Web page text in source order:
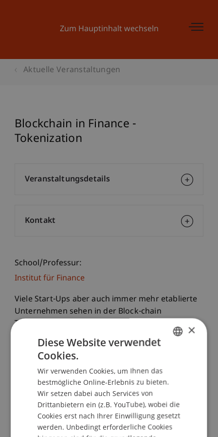
Zum Hauptinhalt wechseln
Aktuelle Veranstaltungen
Blockchain in Finance -
Tokenization
School/Professur:
Institut für Finance
Viele Start-Ups aber auch immer mehr etablierte
Unternehmen sehen in der Block-chain
Technologie den universalen Lösungsansatz für
viele Probleme. Mit dem Slogan "Tokenize
Everything" hat es in den letzten Jahren einen
regelrechten Hype gegeben. Verschiedene
Finanzinstrumente wie u.a. Aktien, Anleihen,
Ertragsansprüche aus Venture Capital Fonds und
Immobiliengeschäften sowie Derivative können
mit der neuen Technologie tokenisiert werden.
Um das Thema näher zu beleuchten, lädt Sie das
Institut für Finance zur ersten Blockchain in
Veranstaltungsdetails
Kontakt
×
Diese Website verwendet
Cookies.
Wir verwenden Cookies, um Ihnen das
bestmögliche Online-Erlebnis zu bieten.
Wir setzen dabei auch Services von
Drittanbietern ein (z.B. YouTube), wobei die
Cookies erst nach Ihrer Einwilligung gesetzt
werden. Unbedingt erforderliche Cookies